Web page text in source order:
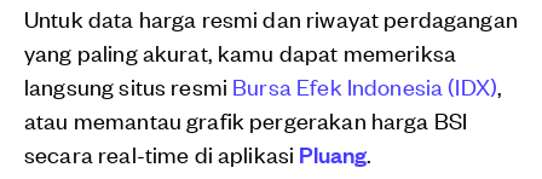
Untuk data harga resmi dan riwayat perdagangan
yang paling akurat, kamu dapat memeriksa
langsung situs resmi Bursa Efek Indonesia (IDX)
atau memantau grafik pergerakan harga BSI
secara real-time di aplikasi Pluang